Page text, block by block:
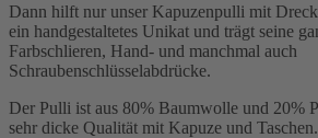
Dann hilft nur unser Kapuzenpulli mit
ein handgestaltetes Unikat und trägt seine
Farbschlieren, Hand- und manchmal auch
Schraubenschlüsselabdrücke.
Der Pulli ist aus 80% Baumwolle und 20%
sehr dicke Qualität mit Kapuze und Taschen.